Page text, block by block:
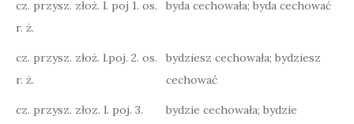
cz. przysz. złoż. l. poj 1. os.
r. ż.
byda cechowała; byda cechować
cz. przysz. złoż. l.poj. 2. os.
r. ż.
bydziesz cechowała; bydziesz
cechować
cz. przysz. złoz. l. poj. 3.
bydzie cechowała; bydzie